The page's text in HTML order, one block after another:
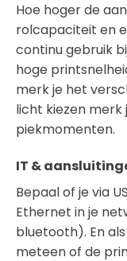
Hoe hoger de
rolcapaciteit en
continu gebruik
hoge
merk je het
licht kiezen
piekmomenten.
IT &
Bepaal of je via
Ethernet in je
bluetooth). En
meteen of de